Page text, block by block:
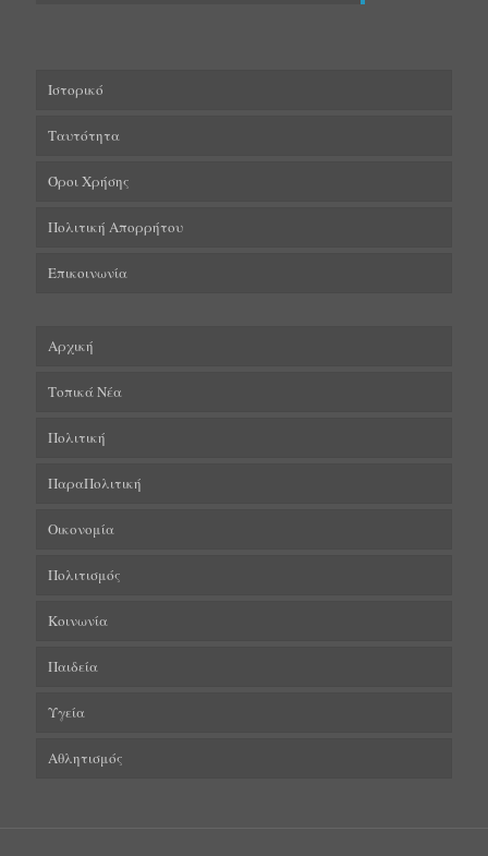
Ιστορικό
Ταυτότητα
Όροι Χρήσης
Πολιτική Απορρήτου
Επικοινωνία
Αρχική
Τοπικά Νέα
Πολιτική
ΠαραΠολιτική
Οικονομία
Πολιτισμός
Κοινωνία
Παιδεία
Υγεία
Αθλητισμός